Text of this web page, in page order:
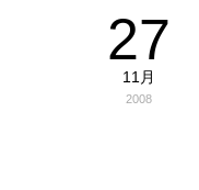
27
11月
2008